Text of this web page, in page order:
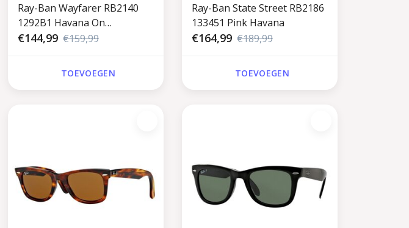
Ray-Ban Wayfarer RB2140
1292B1 Havana On
Transparent Light Brown
€144,99 €159,99
TOEVOEGEN
Ray-Ban State Street RB2186
133451 Pink Havana
€164,99 €189,99
TOEVOEGEN